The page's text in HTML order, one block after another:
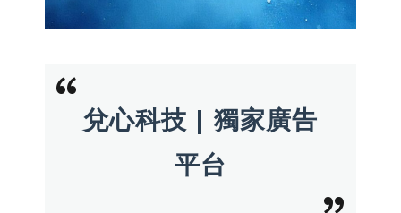
兌心科技 | 獨家廣告
平台